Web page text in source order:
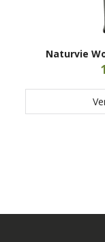
Naturvie